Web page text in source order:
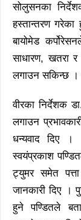
सोलुसनका
हस्तान्तरण
बायोमेड
साधारण, खतरा
लगाउन सकिन्छ ।
वीरका निर्देशक
लगाउन
धन्यवाद दिए ।
स्वयंप्रकाश
ट्युमर समेत
जानकारी दिए ।
हुने पण्डितले